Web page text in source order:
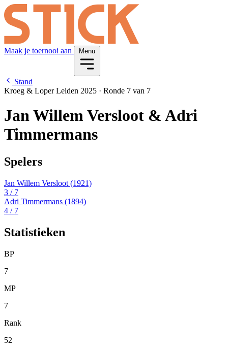
Maak je toernooi aan Menu
Stand
Kroeg & Loper Leiden 2025 · Ronde 7 van 7
Jan Willem Versloot & Adri
Timmermans
Spelers
Jan Willem Versloot (1921)
3 / 7
Adri Timmermans (1894)
4 / 7
Statistieken
BP
7
MP
7
Rank
52